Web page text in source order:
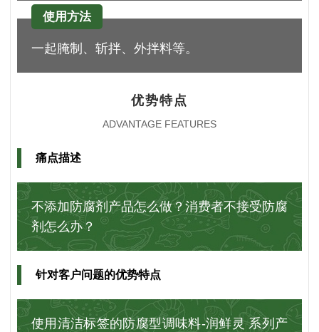
使用方法
一起腌制、斩拌、外拌料等。
优势特点
ADVANTAGE FEATURES
痛点描述
不添加防腐剂产品怎么做？消费者不接受防腐
剂怎么办？
针对客户问题的优势特点
使用清洁标签的防腐型调味料-润鲜灵 系列产